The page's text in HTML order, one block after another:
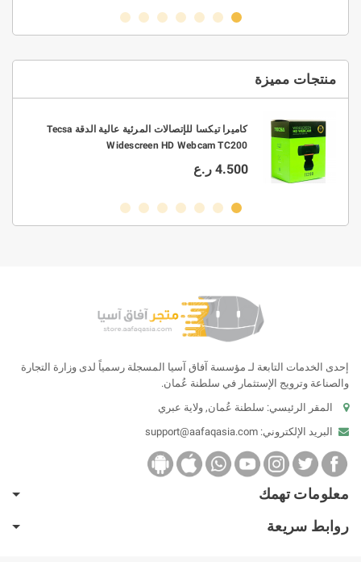
منتجات مميزة
كاميرا تيكسا للإتصالات المرئية عالية الدقة Tecsa
Widescreen HD Webcam TC200
4.500 ر.ع
إحدى الخدمات التابعة لـ مؤسسة آفاق آسيا المسجلة رسمياً لدى وزارة التجارة
والصناعة وترويج الإستثمار في سلطنة عُمان.
المقر الرئيسي: سلطنة عُمان, ولاية عبري
البريد الإلكتروني: support@aafaqasia.com
معلومات تهمك
روابط سريعة